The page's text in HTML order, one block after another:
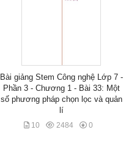
Bài giảng Stem Công nghệ Lớp 7 -
Phần 3 - Chương 1 - Bài 33: Một
số phương pháp chọn lọc và quản
lí
10 2484 0